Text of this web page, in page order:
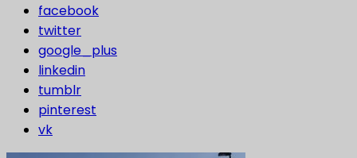
facebook
twitter
google_plus
linkedin
tumblr
pinterest
vk